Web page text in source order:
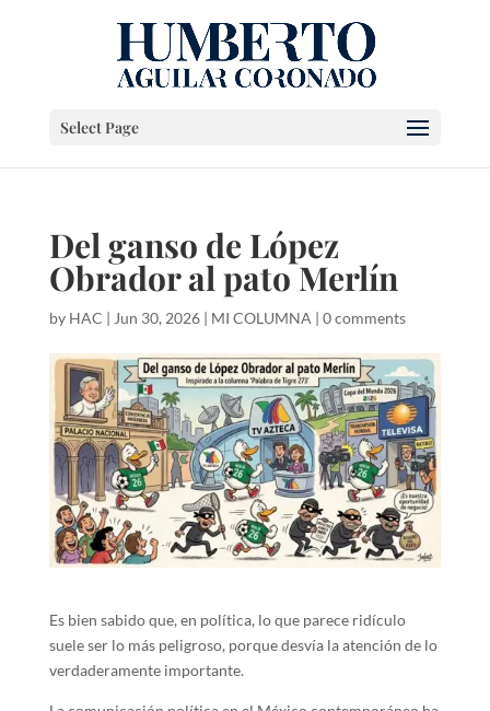
Select Page
Del ganso de López
Obrador al pato Merlín
by HAC | Jun 30, 2026| MI COLUMNA | 0 comments
Es bien sabido que, en política, lo que parece ridículo
suele ser lo más peligroso, porque desvía la atención de lo
verdaderamente importante.